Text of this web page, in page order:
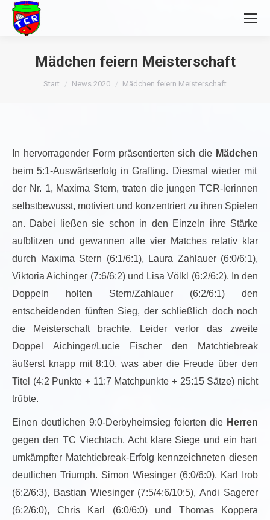
Mädchen feiern Meisterschaft
Sie befinden sich hier:
Start News 2020 Mädchen feiern Meisterschaft
In hervorragender Form präsentierten sich die Mädchen
beim 5:1-Auswärtserfolg in Grafling. Diesmal wieder mit
der Nr. 1, Maxima Stern, traten die jungen TCR-lerinnen
selbstbewusst, motiviert und konzentriert zu ihren Spielen
an. Dabei ließen sie schon in den Einzeln ihre Stärke
aufblitzen und gewannen alle vier Matches relativ klar
durch Maxima Stern (6:1/6:1), Laura Zahlauer (6:0/6:1),
Viktoria Aichinger (7:6/6:2) und Lisa Völkl (6:2/6:2). In den
Doppeln holten Stern/Zahlauer (6:2/6:1) den
entscheidenden fünften Sieg, der schließlich doch noch
die Meisterschaft brachte. Leider verlor das zweite
Doppel Aichinger/Lucie Fischer den Matchtiebreak
äußerst knapp mit 8:10, was aber die Freude über den
Titel (4:2 Punkte + 11:7 Matchpunkte + 25:15 Sätze) nicht
trübte.
Einen deutlichen 9:0-Derbyheimsieg feierten die Herren
gegen den TC Viechtach. Acht klare Siege und ein hart
umkämpfter Matchtiebreak-Erfolg kennzeichneten diesen
deutlichen Triumph. Simon Wiesinger (6:0/6:0), Karl Irob
(6:2/6:3), Bastian Wiesinger (7:5/4:6/10:5), Andi Sagerer
(6:2/6:0), Chris Karl (6:0/6:0) und Thomas Koppera